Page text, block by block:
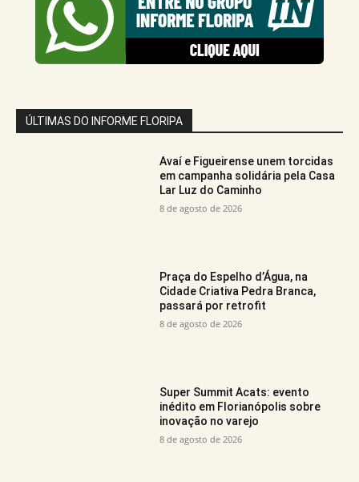
ÚLTIMAS DO INFORME FLORIPA
Avaí e Figueirense unem torcidas
em campanha solidária pela Casa
Lar Luz do Caminho
8 de agosto de 2026
Praça do Espelho d’Água, na
Cidade Criativa Pedra Branca,
passará por retrofit
8 de agosto de 2026
Super Summit Acats: evento
inédito em Florianópolis sobre
inovação no varejo
8 de agosto de 2026